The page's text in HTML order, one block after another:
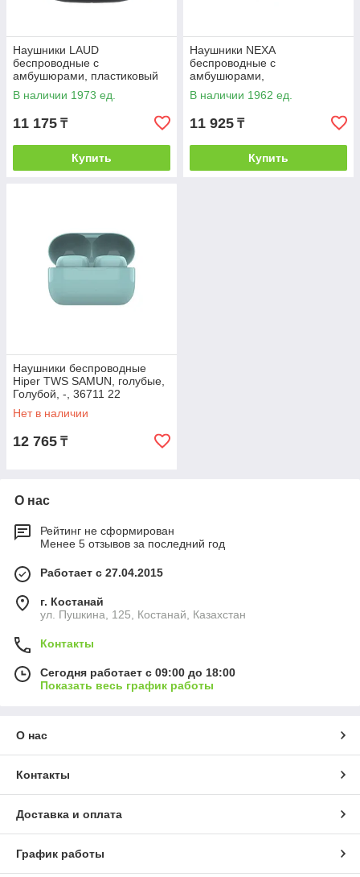
Наушники LAUD
беспроводные с
амбушюрами, пластиковый
корпус, черные, Черный, -,
39301 35
В наличии 1973 ед.
11 175 ₸
Купить
Наушники NEXA
беспроводные с
амбушюрами,
металлический корпус,
темно-серые, Темно-серый,
В наличии 1962 ед.
11 925 ₸
Купить
Наушники беспроводные
Hiper TWS SAMUN, голубые,
Голубой, -, 36711 22
Нет в наличии
12 765 ₸
О нас
Рейтинг не сформирован
Менее 5 отзывов за последний год
Работает с 27.04.2015
г. Костанай
ул. Пушкина, 125, Костанай, Казахстан
Контакты
Сегодня работает с 09:00 до 18:00
Показать весь график работы
О нас
Контакты
Доставка и оплата
График работы